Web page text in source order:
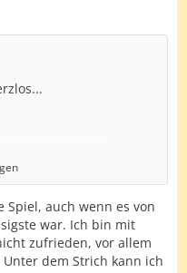
Einspielen ging ganz gut
Schluss habe ich mich
ich gespielt habe.
auch wenn es von
war. Ich bin mit
zufrieden, vor allem
dem Strich kann ich